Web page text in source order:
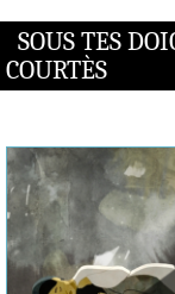
SOUS TES
COURTÈS